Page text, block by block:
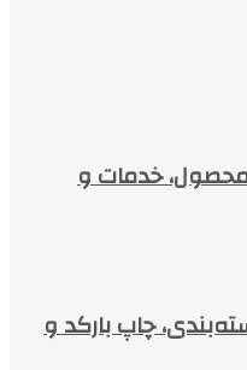
خدمات و
چاپ بارکد و